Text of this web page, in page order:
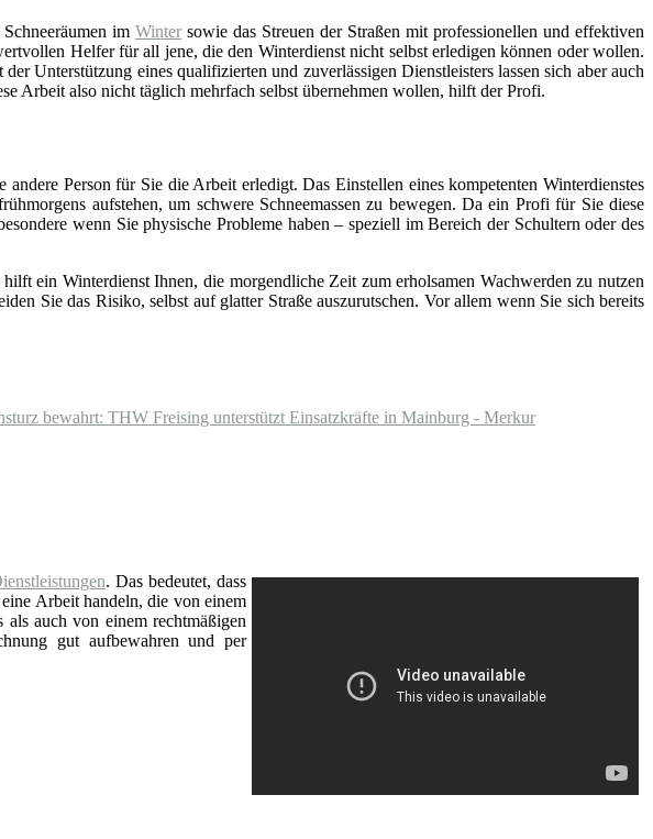
im Winter sowie das Streuen der Straßen mit professionellen und effektiven
Helfer für all jene, die den Winterdienst nicht selbst erledigen können oder wollen.
Unterstützung eines qualifizierten und zuverlässigen Dienstleisters lassen sich aber auch
Arbeit also nicht täglich mehrfach selbst übernehmen wollen, hilft der Profi.
Person für Sie die Arbeit erledigt. Das Einstellen eines kompetenten Winterdienstes
aufstehen, um schwere Schneemassen zu bewegen. Da ein Profi für Sie diese
wenn Sie physische Probleme haben – speziell im Bereich der Schultern oder des
ein Winterdienst Ihnen, die morgendliche Zeit zum erholsamen Wachwerden zu nutzen
Sie das Risiko, selbst auf glatter Straße auszurutschen. Vor allem wenn Sie sich bereits
bewahrt: THW Freising unterstützt Einsatzkräfte in Mainburg - Merkur
. Das bedeutet, dass
Arbeit handeln, die von einem
auch von einem rechtmäßigen
gut aufbewahren und per